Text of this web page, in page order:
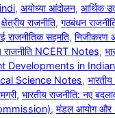
, अयोध्या आंदोलन, आर्थिक
क्षेत्रीय राजनीति, गठबंधन
राजनीतिक सहमति, निजीकरण
राजनीति NCERT Notes,
Developments in
Science Notes,
, भारतीय राजनीति: नए
, मंडल आयोग और